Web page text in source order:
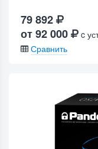
79 892
от 92 000
c
Сравнить